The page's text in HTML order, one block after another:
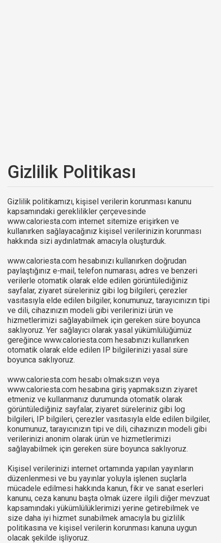
Gizlilik Politikası
Gizlilik politikamızı, kişisel verilerin korunması kanunu
kapsamındaki gereklilikler çerçevesinde
www.caloriesta.com internet sitemize erişirken ve
kullanırken sağlayacağınız kişisel verilerinizin korunması
hakkında sizi aydınlatmak amacıyla oluşturduk.
www.caloriesta.com hesabınızı kullanırken doğrudan
paylaştığınız e-mail, telefon numarası, adres ve benzeri
verilerle otomatik olarak elde edilen görüntülediğiniz
sayfalar, ziyaret süreleriniz gibi log bilgileri, çerezler
vasıtasıyla elde edilen bilgiler, konumunuz, tarayıcınızın tipi
ve dili, cihazınızın modeli gibi verilerinizi ürün ve
hizmetlerimizi sağlayabilmek için gereken süre boyunca
saklıyoruz. Yer sağlayıcı olarak yasal yükümlülüğümüz
gereğince www.caloriesta.com hesabınızı kullanırken
otomatik olarak elde edilen IP bilgilerinizi yasal süre
boyunca saklıyoruz.
www.caloriesta.com hesabı olmaksızın veya
www.caloriesta.com hesabına giriş yapmaksızın ziyaret
etmeniz ve kullanmanız durumunda otomatik olarak
görüntülediğiniz sayfalar, ziyaret süreleriniz gibi log
bilgileri, IP bilgileri, çerezler vasıtasıyla elde edilen bilgiler,
konumunuz, tarayıcınızın tipi ve dili, cihazınızın modeli gibi
verilerinizi anonim olarak ürün ve hizmetlerimizi
sağlayabilmek için gereken süre boyunca saklıyoruz.
Kişisel verilerinizi internet ortamında yapılan yayınların
düzenlenmesi ve bu yayınlar yoluyla işlenen suçlarla
mücadele edilmesi hakkında kanun, fikir ve sanat eserleri
kanunu, ceza kanunu başta olmak üzere ilgili diğer mevzuat
kapsamındaki yükümlülüklerimizi yerine getirebilmek ve
size daha iyi hizmet sunabilmek amacıyla bu gizlilik
politikasına ve kişisel verilerin korunması kanuna uygun
olacak şekilde işliyoruz.